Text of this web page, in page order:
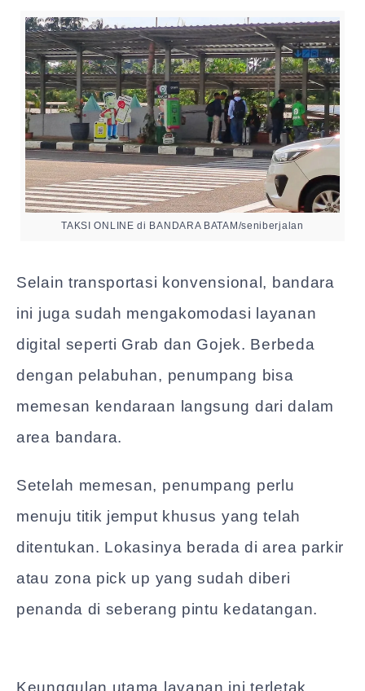
TAKSI ONLINE di BANDARA BATAM/seniberjalan
Selain transportasi konvensional, bandara
ini juga sudah mengakomodasi layanan
digital seperti Grab dan Gojek. Berbeda
dengan pelabuhan, penumpang bisa
memesan kendaraan langsung dari dalam
area bandara.
Setelah memesan, penumpang perlu
menuju titik jemput khusus yang telah
ditentukan. Lokasinya berada di area parkir
atau zona pick up yang sudah diberi
penanda di seberang pintu kedatangan.
Keunggulan utama layanan ini terletak